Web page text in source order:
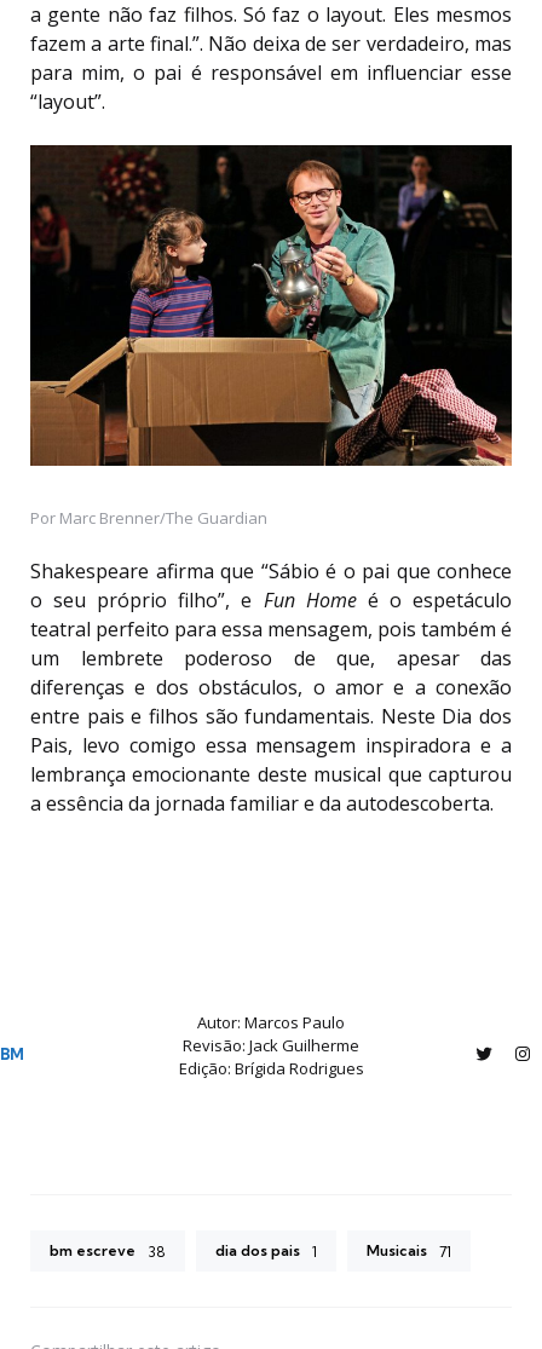
a gente não faz filhos. Só faz o layout. Eles mesmos
fazem a arte final.”. Não deixa de ser verdadeiro, mas
para mim, o pai é responsável em influenciar esse
“layout”.
Por Marc Brenner/The Guardian
Shakespeare afirma que “Sábio é o pai que conhece
o seu próprio filho”, e Fun Homeé o espetáculo
teatral perfeito para essa mensagem, pois também é
um lembrete poderoso de que, apesar das
diferenças e dos obstáculos, o amor e a conexão
entre pais e filhos são fundamentais. Neste Dia dos
Pais, levo comigo essa mensagem inspiradora e a
lembrança emocionante deste musical que capturou
a essência da jornada familiar e da autodescoberta.
BM
Autor: Marcos Paulo
Revisão: Jack Guilherme
Edição: Brígida Rodrigues
bm escreve 38 dia dos pais 1 Musicais 71